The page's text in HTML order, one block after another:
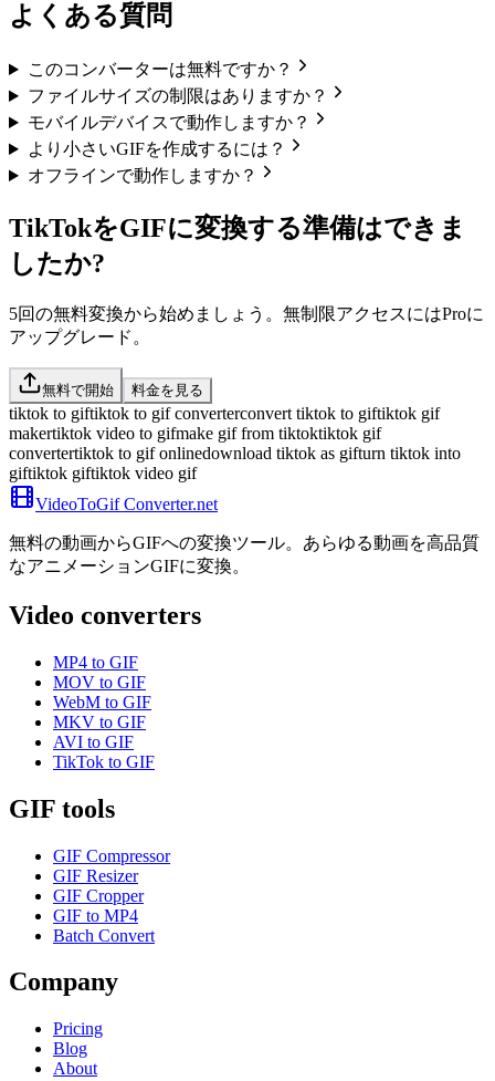
よくある質問
このコンバーターは無料ですか？
ファイルサイズの制限はありますか？
モバイルデバイスで動作しますか？
より小さいGIFを作成するには？
オフラインで動作しますか？
TikTokをGIFに変換する準備はできま
したか?
5回の無料変換から始めましょう。無制限アクセスにはProに
アップグレード。
無料で開始 料金を見る
tiktok to giftiktok to gif converterconvert tiktok to giftiktok gif
makertiktok video to gifmake gif from tiktoktiktok gif
convertertiktok to gif onlinedownload tiktok as gifturn tiktok into
giftiktok giftiktok video gif
VideoToGif Converter.net
無料の動画からGIFへの変換ツール。あらゆる動画を高品質
なアニメーションGIFに変換。
Video converters
MP4 to GIF
MOV to GIF
WebM to GIF
MKV to GIF
AVI to GIF
TikTok to GIF
GIF tools
GIF Compressor
GIF Resizer
GIF Cropper
GIF to MP4
Batch Convert
Company
Pricing
Blog
About